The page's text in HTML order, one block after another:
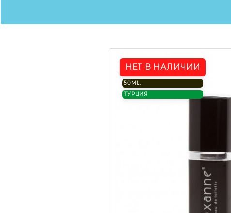
НЕТ В НАЛИЧИИ
50ML.
ТУРЦИЯ